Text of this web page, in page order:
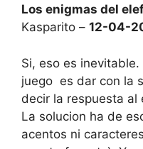
Los enigmas del
Kasparito – 12-04-
Si, eso es
juego es dar con la
decir la respuesta al
La solucion ha de
acentos ni